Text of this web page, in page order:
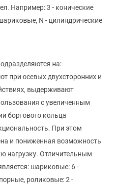
Например: 3 - конические
N - цилиндрические
на:
при осевых двухсторонних и
выдерживают
с увеличенным
бортового кольца
При этом
и пониженная возможность
нагрузку. Отличительным
шариковые: 6 -
роликовые: 2 -